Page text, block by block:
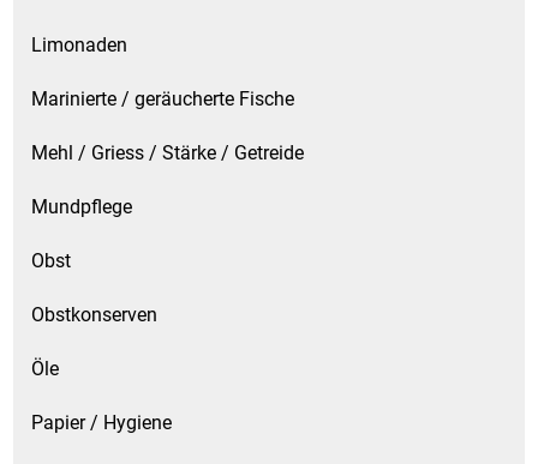
Limonaden
Marinierte / geräucherte Fische
Mehl / Griess / Stärke / Getreide
Mundpflege
Obst
Obstkonserven
Öle
Papier / Hygiene